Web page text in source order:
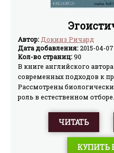
Автор:Докинз Ричард
Дата добавления:2015-04-07
Кол-во страниц:90
В книге английского
современных подходов к
Рассмотрены
роль в естественном
издание было
переведено на 13 языков и
при преподавании
делается со второго,
ЧИТАТЬ
КУПИТЬ